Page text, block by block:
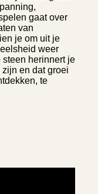
gaat over
van
je om uit je
weer
steen herinnert je
en dat groei
te